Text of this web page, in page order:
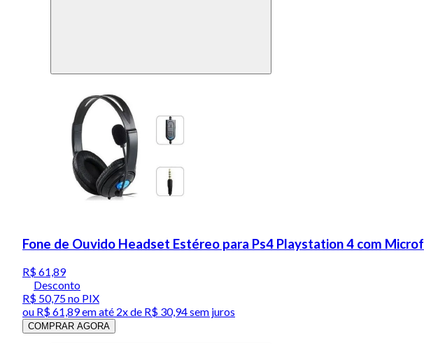
Fone de Ouvido Headset Estéreo para Ps4 Playstation 4 com
R$ 61,89
Desconto
R$ 50,75no PIX
ou R$ 61,89em até 2x de R$ 30,94 sem juros
COMPRAR AGORA